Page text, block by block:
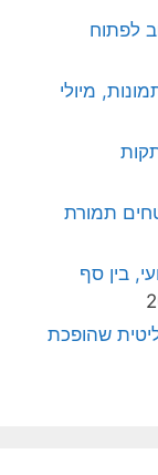
לפתוח
מיולי
תמורת
בין סף
שהופכת